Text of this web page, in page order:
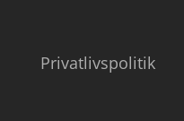
Privatlivspolitik